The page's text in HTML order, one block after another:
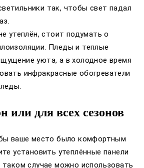
так, чтобы свет падал
утеплён, стоит подумать о
Пледы и теплые
уюта, а в холодное время
инфракрасные обогреватели
или для всех сезонов
ваше место было комфортным
установить утеплённые панели
случае можно использовать